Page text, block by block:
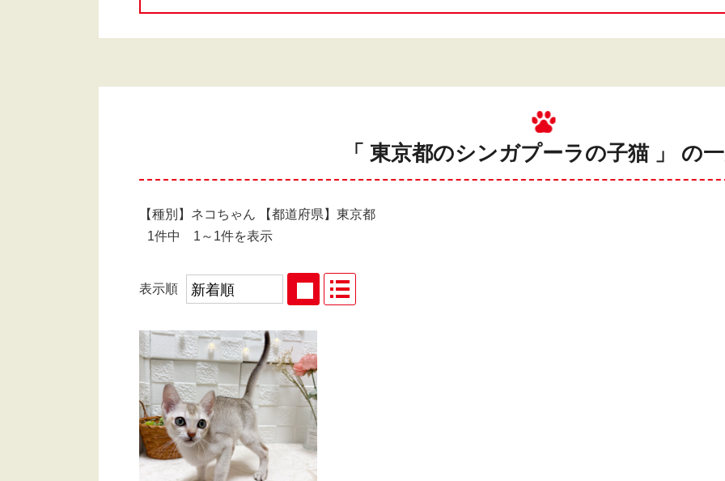
「 東京都のシンガプーラの子猫 」 の
【種別】ネコちゃん 【都道府県】東京都
1件中 1～1件を表示
表示順